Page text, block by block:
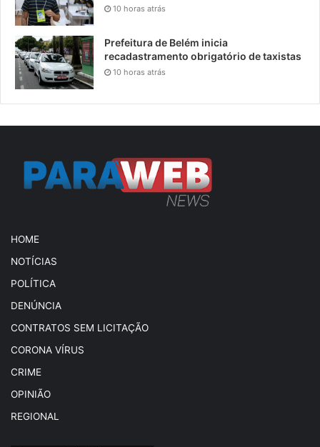
10 horas atrás
Prefeitura de Belém inicia
recadastramento obrigatório de taxistas
10 horas atrás
HOME
NOTÍCIAS
POLÍTICA
DENÚNCIA
CONTRATOS SEM LICITAÇÃO
CORONA VÍRUS
CRIME
OPINIÃO
REGIONAL